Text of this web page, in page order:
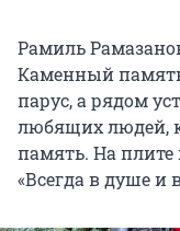
Рамиль
Каменный
парус, а рядом
любящих людей,
память. На
«Всегда в душе и